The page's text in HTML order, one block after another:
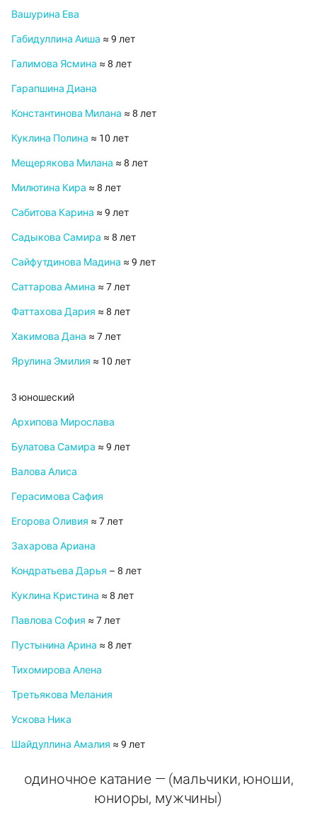
Вашурина Ева
Габидуллина Аиша ≈ 9 лет
Галимова Ясмина ≈ 8 лет
Гарапшина Диана
Константинова Милана ≈ 8 лет
Куклина Полина ≈ 10 лет
Мещерякова Милана ≈ 8 лет
Милютина Кира ≈ 8 лет
Сабитова Карина ≈ 9 лет
Садыкова Самира ≈ 8 лет
Сайфутдинова Мадина ≈ 9 лет
Саттарова Амина ≈ 7 лет
Фаттахова Дария ≈ 8 лет
Хакимова Дана ≈ 7 лет
Ярулина Эмилия ≈ 10 лет
3 юношеский
Архипова Мирослава
Булатова Самира ≈ 9 лет
Валова Алиса
Герасимова Сафия
Егорова Оливия ≈ 7 лет
Захарова Ариана
Кондратьева Дарья – 8 лет
Куклина Кристина ≈ 8 лет
Павлова София ≈ 7 лет
Пустынина Арина ≈ 8 лет
Тихомирова Алена
Третьякова Мелания
Ускова Ника
Шайдуллина Амалия ≈ 9 лет
одиночное катание — (мальчики, юноши,
юниоры, мужчины)